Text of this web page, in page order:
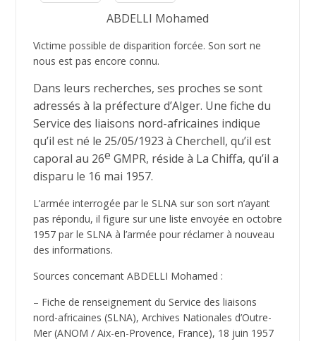
ABDELLI Mohamed
Victime possible de disparition forcée. Son sort ne
nous est pas encore connu.
Dans leurs recherches, ses proches se sont
adressés à la préfecture d’Alger. Une fiche du
Service des liaisons nord-africaines indique
qu’il est né le 25/05/1923 à Cherchell, qu’il est
caporal au 26e GMPR, réside à La Chiffa, qu’il a
disparu le 16 mai 1957.
L’armée interrogée par le SLNA sur son sort n’ayant
pas répondu, il figure sur une liste envoyée en octobre
1957 par le SLNA à l’armée pour réclamer à nouveau
des informations.
Sources concernant ABDELLI Mohamed :
– Fiche de renseignement du Service des liaisons
nord-africaines (SLNA), Archives Nationales d’Outre-
Mer (ANOM / Aix-en-Provence, France), 18 juin 1957